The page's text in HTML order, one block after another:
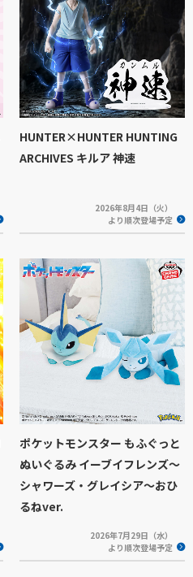
HUNTER×HUNTER HUNTING
ARCHIVES キルア 神速
2026年8月4日（火）
より順次登場予定
ポケットモンスター もふぐっと
ぬいぐるみ イーブイフレンズ～
シャワーズ・グレイシア～おひ
るねver.
2026年7月29日（水）
より順次登場予定